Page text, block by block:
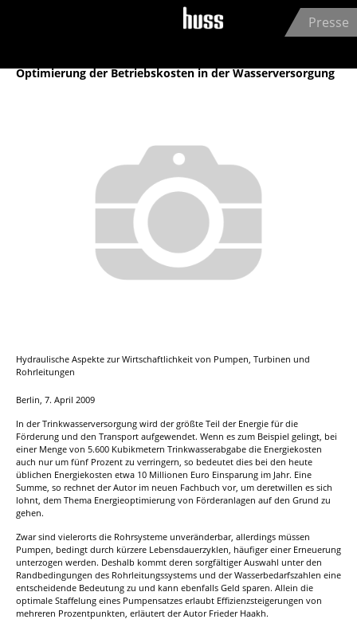
Jump to navigation
Presse
Optimierung der Betriebskosten in der Wasserversorgung
Hydraulische Aspekte zur Wirtschaftlichkeit von Pumpen, Turbinen und
Rohrleitungen
Berlin, 7. April 2009
In der Trinkwasserversorgung wird der größte Teil der Energie für die
Förderung und den Transport aufgewendet. Wenn es zum Beispiel gelingt, bei
einer Menge von 5.600 Kubikmetern Trinkwasserabgabe die Energiekosten
auch nur um fünf Prozent zu verringern, so bedeutet dies bei den heute
üblichen Energiekosten etwa 10 Millionen Euro Einsparung im Jahr. Eine
Summe, so rechnet der Autor im neuen Fachbuch vor, um deretwillen es sich
lohnt, dem Thema Energieoptimierung von Förderanlagen auf den Grund zu
gehen.
Zwar sind vielerorts die Rohrsysteme unveränderbar, allerdings müssen
Pumpen, bedingt durch kürzere Lebensdauerzyklen, häufiger einer Erneuerung
unterzogen werden. Deshalb kommt deren sorgfältiger Auswahl unter den
Randbedingungen des Rohrleitungssystems und der Wasserbedarfszahlen eine
entscheidende Bedeutung zu und kann ebenfalls Geld sparen. Allein die
optimale Staffelung eines Pumpensatzes erlaubt Effizienzsteigerungen von
mehreren Prozentpunkten, erläutert der Autor Frieder Haakh.